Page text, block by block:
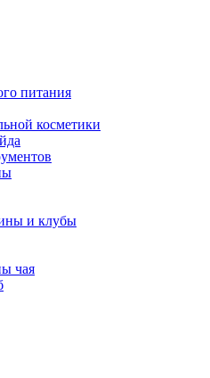
питания
косметики
и клубы
чая